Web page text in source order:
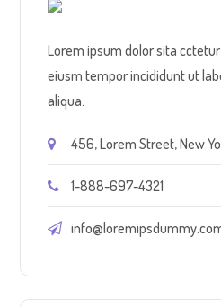
Lorem ipsum dolor sita
eiusm tempor incididunt ut
aliqua.
456, Lorem Street, New
1-888-697-4321